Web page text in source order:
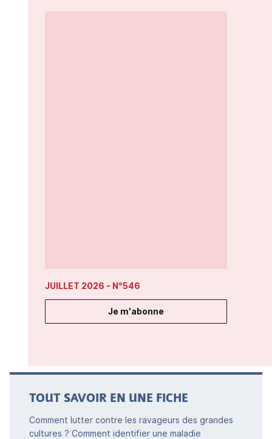
JUILLET 2026 - N°546
Je m'abonne
TOUT SAVOIR EN UNE FICHE
Comment lutter contre les ravageurs des grandes
cultures ? Comment identifier une maladie